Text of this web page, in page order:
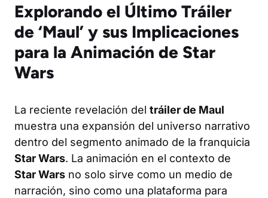
Explorando el Último Tráiler
de ‘Maul’ y sus Implicaciones
para la Animación de Star
Wars
La reciente revelación del tráiler de Maul
muestra una expansión del universo narrativo
dentro del segmento animado de la franquicia
Star Wars. La animación en el contexto de
Star Wars no solo sirve como un medio de
narración, sino como una plataforma para